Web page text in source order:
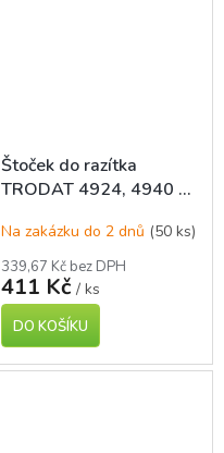
Štoček do razítka
TRODAT 4924, 4940 a
Na zakázku do 2 dnů (50 ks)
339,67 Kč bez DPH
411 Kč / ks
DO KOŠÍKU